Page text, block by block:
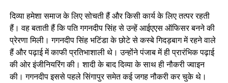
दिव्या हमेशा समाज के लिए सोचती हैं और किसी कार्य के लिए तत्पर रहती
हैं। वह बताती हैं कि पति गगनदीप सिंह से उन्हें आईएएस ऑफिसर बनने की
प्रेरणा मिली। गगनदीप सिंह भटिंडा के छोटे से कस्बे गिदड़बाग में रहने वाले
हैं और पढ़ाई में काफी प्रतिभाशाली थे। उन्होंने पंजाब में ही प्रारंभिक पढ़ाई
की ओर इंजीनियरिंग की। शादी के बाद दिव्या के साथ ही नौकरी ज्वाइन
की। गगनदीप इससे पहले सिंगापुर समेत कई जगह नौकरी कर चुके थे।